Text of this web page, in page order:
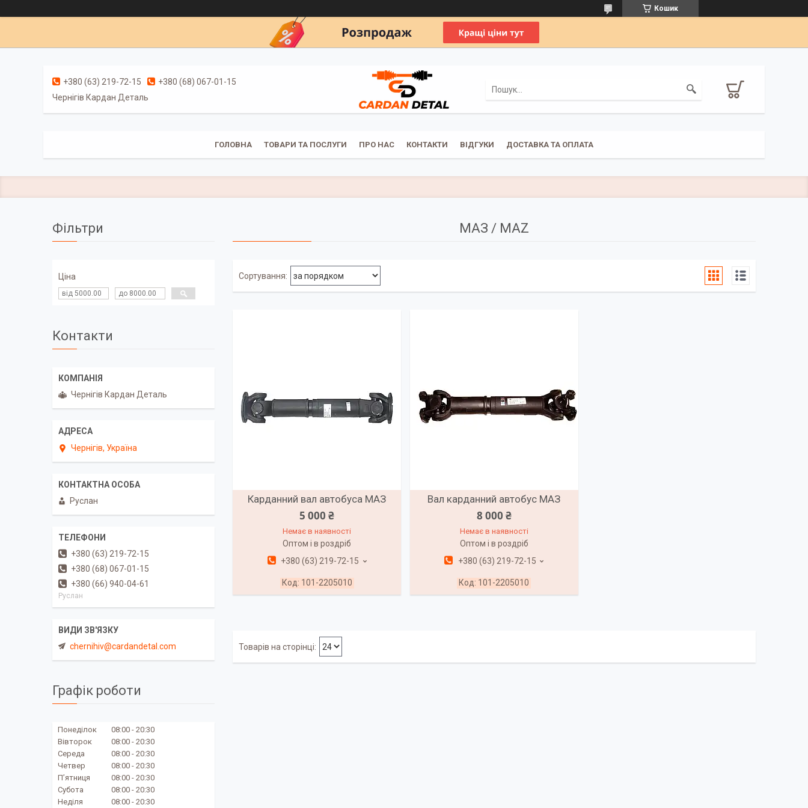
Кошик
+380 (63) 219-72-15
+380 (68) 067-01-15
Чернігів Кардан Деталь
ГОЛОВНА ТОВАРИ ТА ПОСЛУГИ ПРО НАС КОНТАКТИ ВІДГУКИ ДОСТАВКА ТА ОПЛАТА
МАЗ / MAZ
Карданний вал автобуса МАЗ
5 000 ₴
Немає в наявності
Оптом і в роздріб
+380 (63) 219-72-15
101-2205010
Вал карданний автобус МАЗ
8 000 ₴
Немає в наявності
Оптом і в роздріб
+380 (63) 219-72-15
101-2205010
Фільтри
Ціна
Контакти
Чернігів Кардан Деталь
Чернігів, Україна
Руслан
+380 (63) 219-72-15
+380 (68) 067-01-15
+380 (66) 940-04-61
Руслан
chernihiv@cardandetal.com
Графік роботи
Понеділок 08:00
20:30
Вівторок
08:00
20:30
Середа
08:00
20:30
Четвер
08:00
20:30
Пʼятниця
08:00
20:30
Субота
08:00
20:30
Неділя
08:00 20:30